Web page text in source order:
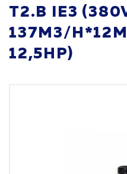
T2.B IE3
137M3/
12,5HP)